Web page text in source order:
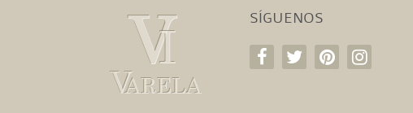
SÍGUENOS